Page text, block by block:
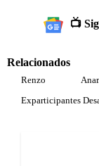
📺
Relacionados
Renzo
Exparticipantes